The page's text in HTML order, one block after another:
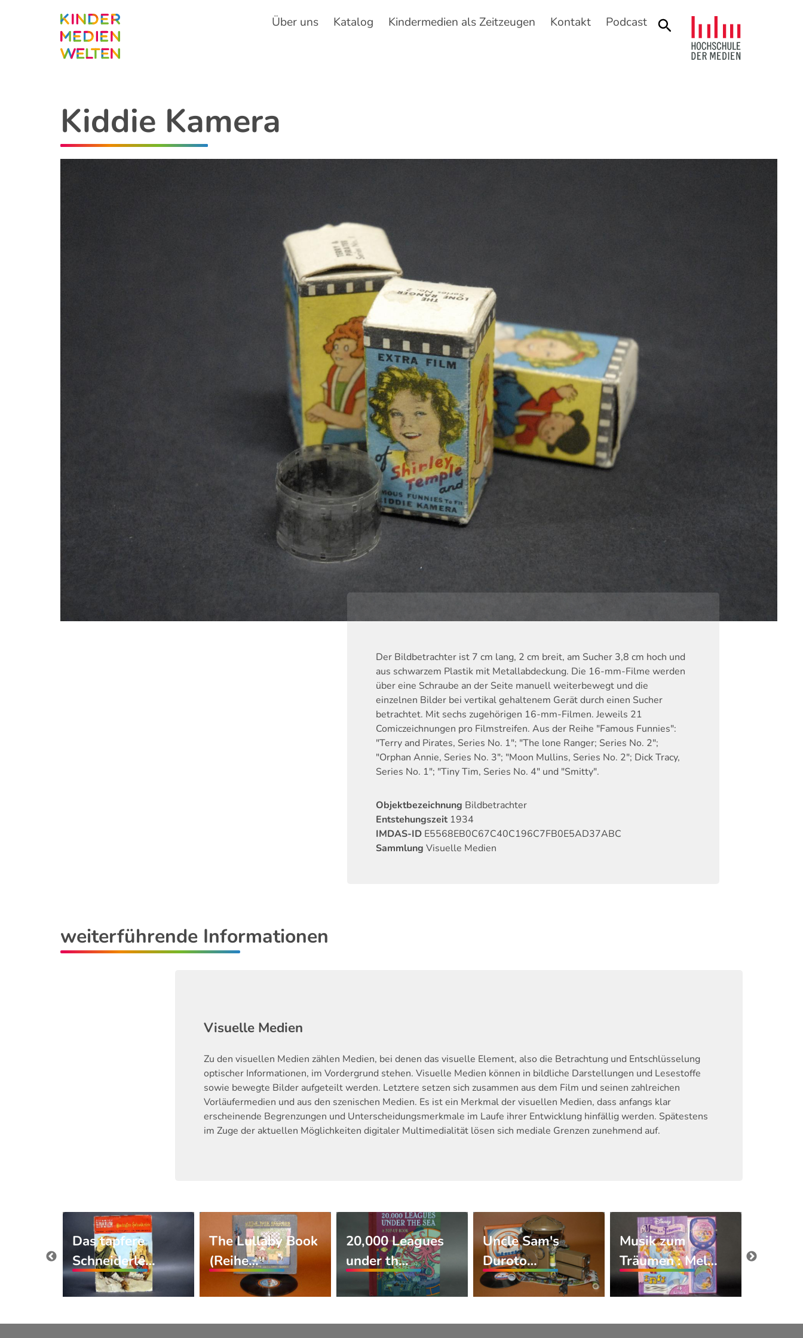
Über uns Katalog Kindermedien als Zeitzeugen Kontakt Podcast Suche
Kiddie Kamera
Der Bildbetrachter ist 7 cm lang, 2 cm breit, am Sucher 3,8 cm hoch und
aus schwarzem Plastik mit Metallabdeckung. Die 16-mm-Filme werden
über eine Schraube an der Seite manuell weiterbewegt und die
einzelnen Bilder bei vertikal gehaltenem Gerät durch einen Sucher
betrachtet. Mit sechs zugehörigen 16-mm-Filmen. Jeweils 21
Comiczeichnungen pro Filmstreifen. Aus der Reihe "Famous Funnies":
"Terry and Pirates, Series No. 1"; "The lone Ranger; Series No. 2";
"Orphan Annie, Series No. 3"; "Moon Mullins, Series No. 2"; Dick Tracy,
Series No. 1"; "Tiny Tim, Series No. 4" und "Smitty".
Objektbezeichnung Bildbetrachter
Entstehungszeit 1934
IMDAS-ID E5568EB0C67C40C196C7FB0E5AD37ABC
Sammlung Visuelle Medien
weiterführende Informationen
Visuelle Medien
Zu den visuellen Medien zählen Medien, bei denen das visuelle Element, also die Betrachtung und Entschlüsselung
optischer Informationen, im Vordergrund stehen. Visuelle Medien können in bildliche Darstellungen und Lesestoffe
sowie bewegte Bilder aufgeteilt werden. Letztere setzen sich zusammen aus dem Film und seinen zahlreichen
Vorläufermedien und aus den szenischen Medien. Es ist ein Merkmal der visuellen Medien, dass anfangs klar
erscheinende Begrenzungen und Unterscheidungsmerkmale im Laufe ihrer Entwicklung hinfällig werden. Spätestens
im Zuge der aktuellen Möglichkeiten digitaler Multimedialität lösen sich mediale Grenzen zunehmend auf.
Das tapfere
Schneiderle…
The Lullaby Book
(Reihe…
20,000 Leagues
under th…
Uncle Sam's
Duroto…
Musik zum
Träumen : Mel…